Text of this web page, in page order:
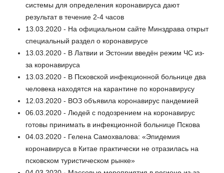
системы для определения коронавируса дают
результат в течение 2-4 часов
13.03.2020 - На официальном сайте Минздрава открыт
специальный раздел о коронавирусе
13.03.2020 - В Латвии и Эстонии введён режим ЧС из-
за коронавируса
13.03.2020 - В Псковской инфекционной больнице два
человека находятся на карантине по коронавирусу
12.03.2020 - ВОЗ объявила коронавирус пандемией
06.03.2020 - Людей с подозрением на коронавирус
готовы принимать в инфекционной больнице Пскова
04.03.2020 - Гелена Самохвалова: «Эпидемия
коронавируса в Китае практически не отразилась на
псковском туристическом рынке»